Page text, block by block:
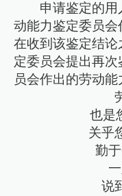
申请鉴定的
动能力鉴定委员
在收到该鉴定结
定委员会提出再
员会作出的劳动能
也是
关乎
勤
说